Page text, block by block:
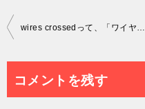
投
ナ
ビ
wires crossedって、「ワイヤーが交差してる」っていう意味？
コメントを残す